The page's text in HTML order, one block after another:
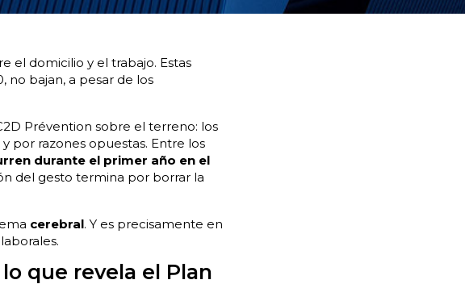
el domicilio y el trabajo. Estas
no bajan, a pesar de los
Prévention sobre el terreno: los
por razones opuestas. Entre los
durante el primer año en el
del gesto termina por borrar la
cerebral. Y es precisamente en
que revela el Plan